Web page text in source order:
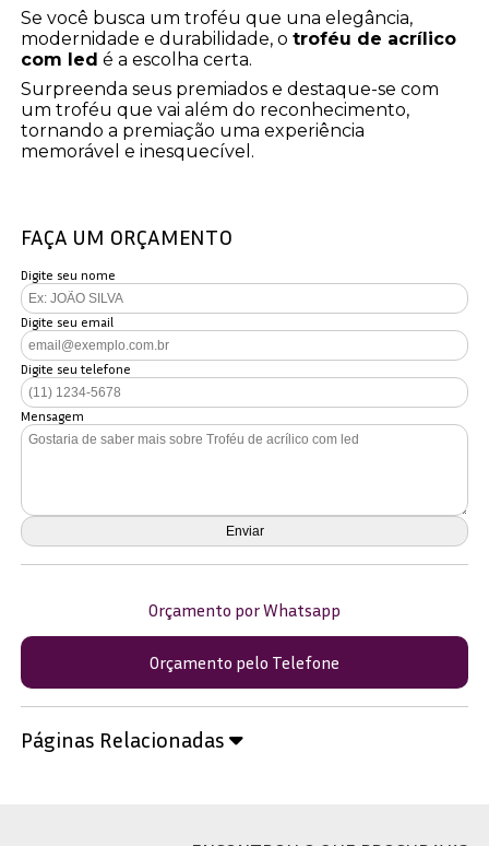
Se você busca um troféu que una elegância,
modernidade e durabilidade, otroféu de acrílico
com led é a escolha certa.
Surpreenda seus premiados e destaque-se com
um troféu que vai além do reconhecimento,
tornando a premiação uma experiência
memorável e inesquecível.
FAÇA UM ORÇAMENTO
Digite seu nome
Digite seu email
Digite seu telefone
Mensagem
Orçamento por Whatsapp
Orçamento pelo Telefone
Páginas Relacionadas